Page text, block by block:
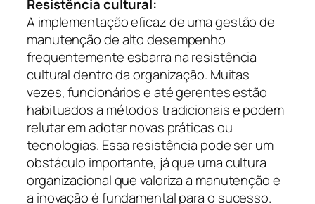
Resistência cultural:
A implementação eficaz de uma gestão de
manutenção de alto desempenho
frequentemente esbarra na resistência
cultural dentro da organização. Muitas
vezes, funcionários e até gerentes estão
habituados a métodos tradicionais e podem
relutar em adotar novas práticas ou
tecnologias. Essa resistência pode ser um
obstáculo importante, já que uma cultura
organizacional que valoriza a manutenção e
a inovação é fundamental para o sucesso.